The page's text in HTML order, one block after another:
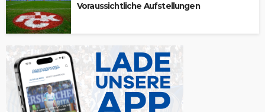
Voraussichtliche Aufstellungen